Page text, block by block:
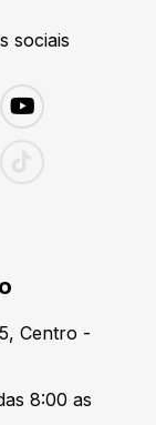
sociais
Centro -
8:00 as